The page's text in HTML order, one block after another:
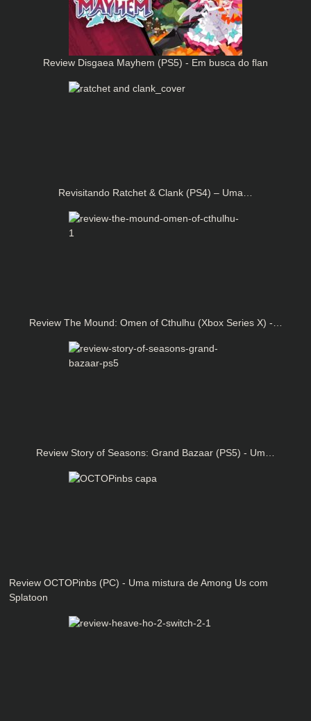
Review Disgaea Mayhem (PS5) - Em busca do flan
Revisitando Ratchet & Clank (PS4) – Uma…
Review The Mound: Omen of Cthulhu (Xbox Series X) -…
Review Story of Seasons: Grand Bazaar (PS5) - Um…
Review OCTOPinbs (PC) - Uma mistura de Among Us com
Splatoon